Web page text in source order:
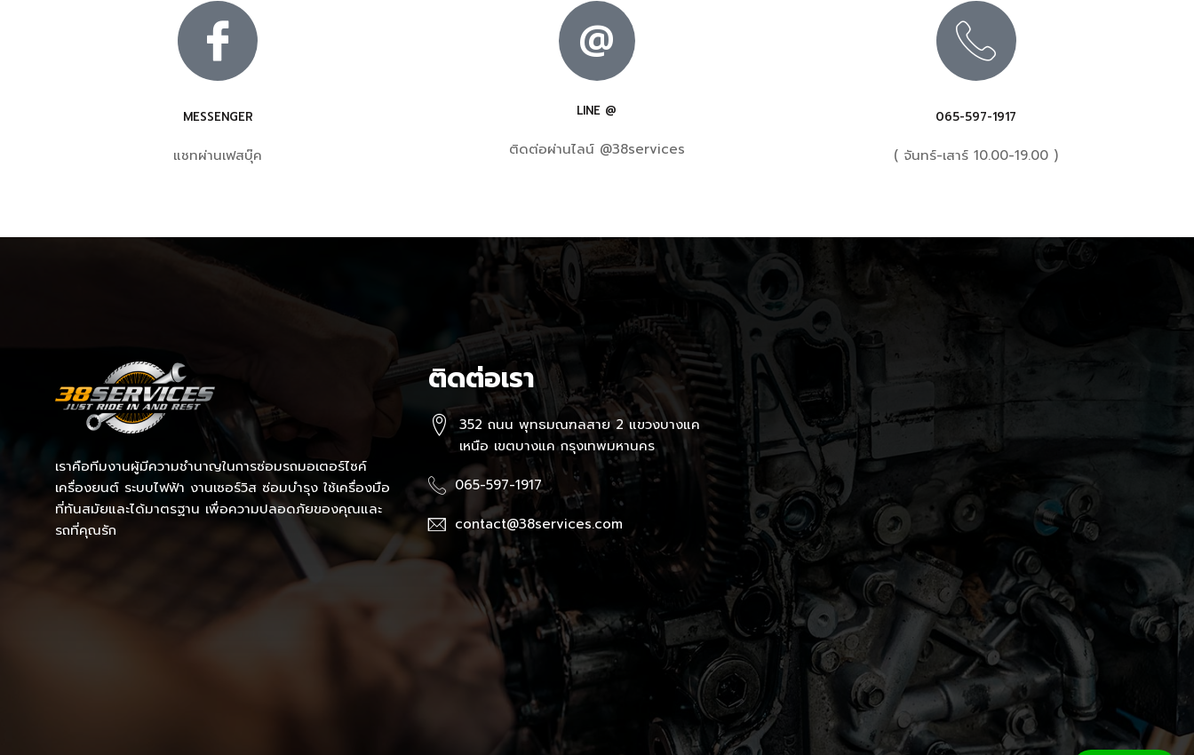
MESSENGER
แชทผ่านเฟสบุ๊ค
@
LINE @
ติดต่อผ่านไลน์ @38services
065-597-1917
( จันทร์-เสาร์ 10.00-19.00 )
เราคือทีมงานผู้มีความชำนาญในการซ่อมรถมอเตอร์ไซค์
เครื่องยนต์ ระบบไฟฟ้า งานเซอร์วิส ซ่อมบำรุง ใช้เครื่องมือ
ที่ทันสมัยและได้มาตรฐาน เพื่อความปลอดภัยของคุณและ
รถที่คุณรัก
ติดต่อเรา
352 ถนน พุทธมณฑลสาย 2 แขวงบางแค
เหนือ เขตบางแค กรุงเทพมหานคร
065-597-1917
contact@38services.com